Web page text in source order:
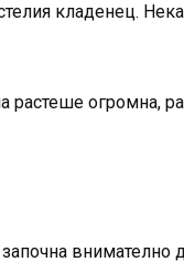
кладенец.
растеше огромна,
внимателно